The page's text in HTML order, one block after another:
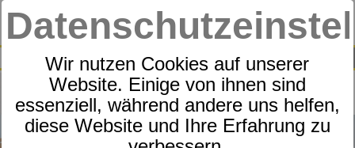
Wir nutzen Cookies auf unserer
Website. Einige von ihnen sind
essenziell, während andere uns helfen,
diese Website und Ihre Erfahrung zu
SUCHE
0